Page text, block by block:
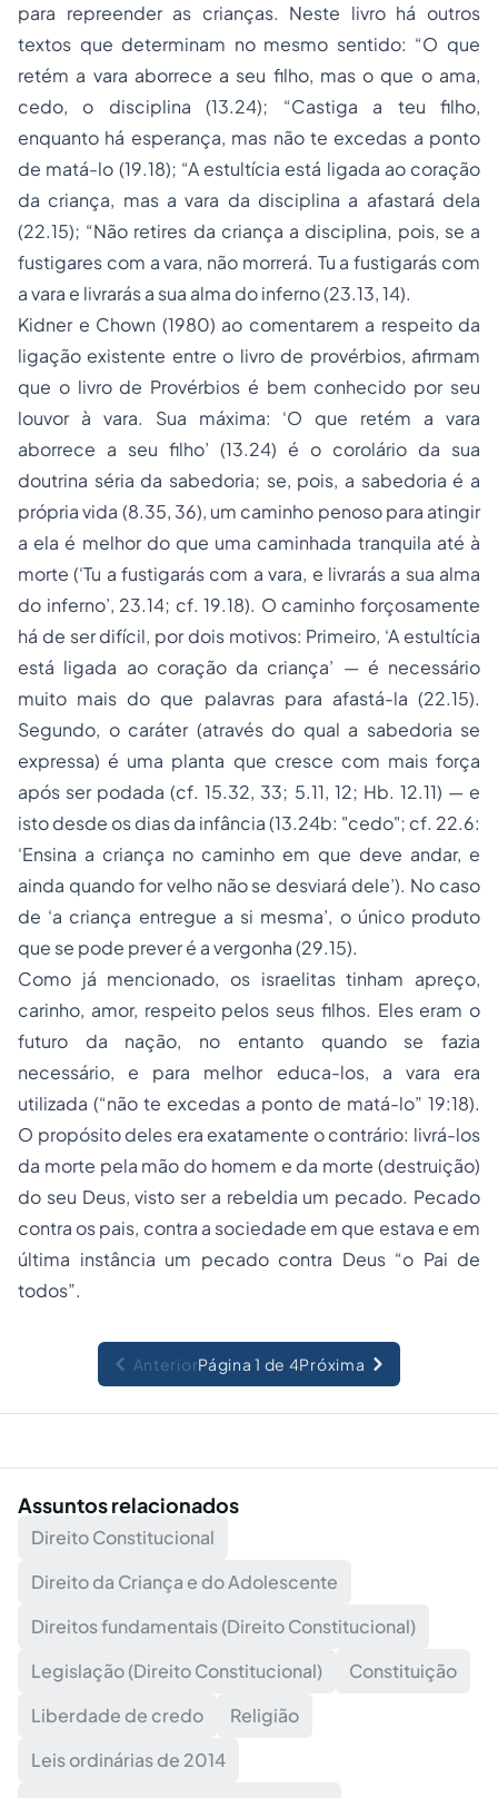
para repreender as crianças. Neste livro há outros
textos que determinam no mesmo sentido: “O que
retém a vara aborrece a seu filho, mas o que o ama,
cedo, o disciplina (13.24); “Castiga a teu filho,
enquanto há esperança, mas não te excedas a ponto
de matá-lo (19.18); “A estultícia está ligada ao coração
da criança, mas a vara da disciplina a afastará dela
(22.15); “Não retires da criança a disciplina, pois, se a
fustigares com a vara, não morrerá. Tu a fustigarás com
a vara e livrarás a sua alma do inferno (23.13, 14).
Kidner e Chown (1980) ao comentarem a respeito da
ligação existente entre o livro de provérbios, afirmam
que o livro de Provérbios é bem conhecido por seu
louvor à vara. Sua máxima: ‘O que retém a vara
aborrece a seu filho’ (13.24) é o corolário da sua
doutrina séria da sabedoria; se, pois, a sabedoria é a
própria vida (8.35, 36), um caminho penoso para atingir
a ela é melhor do que uma caminhada tranquila até à
morte (‘Tu a fustigarás com a vara, e livrarás a sua alma
do inferno’, 23.14; cf. 19.18). O caminho forçosamente
há de ser difícil, por dois motivos: Primeiro, ‘A estultícia
está ligada ao coração da criança’ — é necessário
muito mais do que palavras para afastá-la (22.15).
Segundo, o caráter (através do qual a sabedoria se
expressa) é uma planta que cresce com mais força
após ser podada (cf. 15.32, 33; 5.11, 12; Hb. 12.11) — e
isto desde os dias da infância (13.24b: "cedo"; cf. 22.6:
‘Ensina a criança no caminho em que deve andar, e
ainda quando for velho não se desviará dele’). No caso
de ‘a criança entregue a si mesma’, o único produto
que se pode prever é a vergonha (29.15).
Como já mencionado, os israelitas tinham apreço,
carinho, amor, respeito pelos seus filhos. Eles eram o
futuro da nação, no entanto quando se fazia
necessário, e para melhor educa-los, a vara era
utilizada (“não te excedas a ponto de matá-lo” 19:18).
O propósito deles era exatamente o contrário: livrá-los
da morte pela mão do homem e da morte (destruição)
do seu Deus, visto ser a rebeldia um pecado. Pecado
contra os pais, contra a sociedade em que estava e em
última instância um pecado contra Deus “o Pai de
todos”.
AnteriorPágina 1 de 4Próxima
Assuntos relacionados
Direito Constitucional
Direito da Criança e do Adolescente
Direitos fundamentais (Direito Constitucional)
Legislação (Direito Constitucional)
Constituição
Liberdade de credo
Religião
Leis ordinárias de 2014